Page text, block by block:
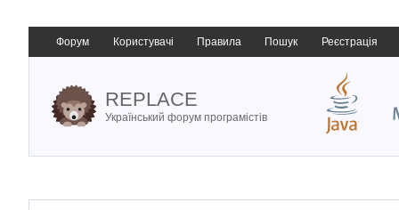
Форум Користувачі Правила Пошук Реєстрація
REPLACE
Український форум програмістів